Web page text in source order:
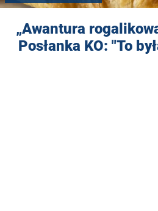
„Awantura
Posłanka KO: "To